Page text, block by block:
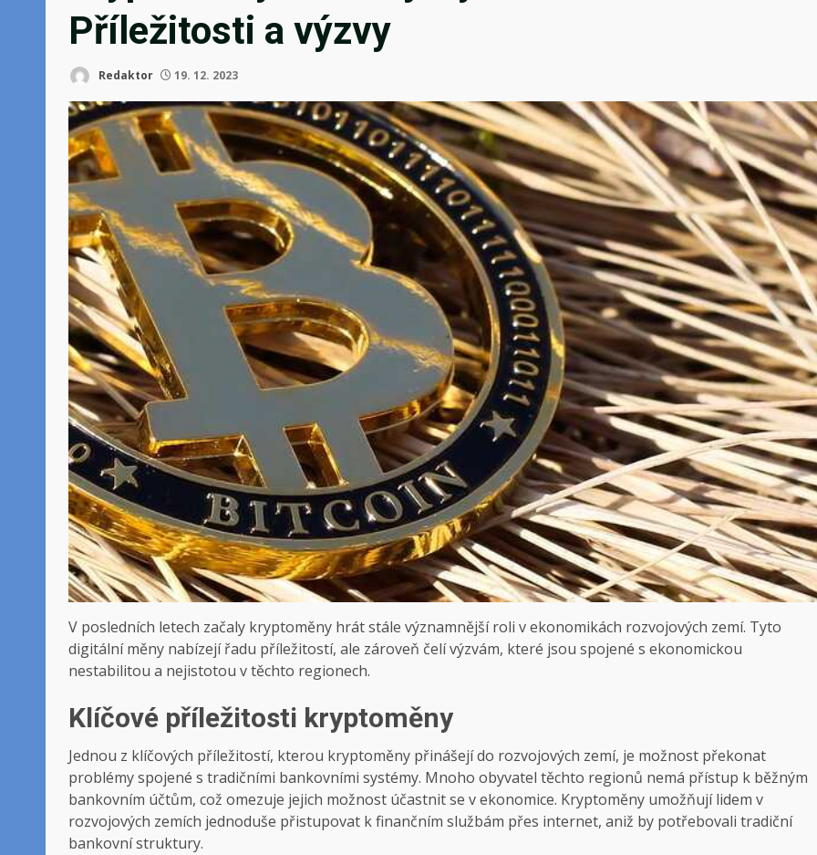
Příležitosti a výzvy
Redaktor 19. 12. 2023
V posledních letech začaly kryptoměny hrát stále významnější roli v ekonomikách rozvojových zemí. Tyto
digitální měny nabízejí řadu příležitostí, ale zároveň čelí výzvám, které jsou spojené s ekonomickou
nestabilitou a nejistotou v těchto regionech.
Klíčové příležitosti kryptoměny
Jednou z klíčových příležitostí, kterou kryptoměny přinášejí do rozvojových zemí, je možnost překonat
problémy spojené s tradičními bankovními systémy. Mnoho obyvatel těchto regionů nemá přístup k běžným
bankovním účtům, což omezuje jejich možnost účastnit se v ekonomice. Kryptoměny umožňují lidem v
rozvojových zemích jednoduše přistupovat k finančním službám přes internet, aniž by potřebovali tradiční
bankovní struktury.